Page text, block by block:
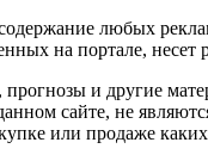
содержание любых
на портале, несет
и другие
сайте, не
или продаже